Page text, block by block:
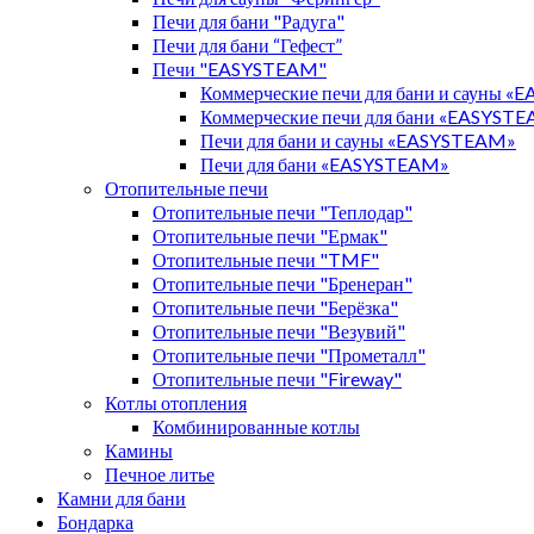
Печи для бани "Радуга"
Печи для бани “Гефест”
Печи "EASYSTEAM"
Коммерческие печи для бани и сауны
Коммерческие печи для бани
Печи для бани и сауны «EASYSTEAM»
Печи для бани «EASYSTEAM»
Отопительные печи
Отопительные печи "Теплодар"
Отопительные печи "Ермак"
Отопительные печи "TMF"
Отопительные печи "Бренеран"
Отопительные печи "Берёзка"
Отопительные печи "Везувий"
Отопительные печи "Прометалл"
Отопительные печи "Fireway"
Котлы отопления
Комбинированные котлы
Камины
Печное литье
Камни для бани
Бондарка